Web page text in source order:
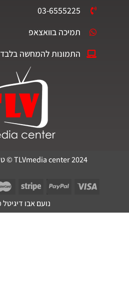
03-6555225
תמיכה בוואצאפ
התמונות להמחשה בלבד ט.ל.ח
נועם אבו דיגיטל מרקט
TLVmedia center 2024 © טי.אל.וי מדיה סנטר